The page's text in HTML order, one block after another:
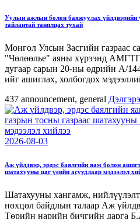
Уулын ажлын болон баяжуулах үйлдвэрийн
тайлантай танилцах тухай
Монгол Улсын Засгийн газраас
"Чөлөөлье" аяны хүрээнд
дугаар сарын 20-ны өдрийн А/
ийг ашиглах, холбогдох
437 announcement, general
2026-08-03
Аж үйлдвэр, эрдэс баялгийн яам болон
шатахууны цаг үеийн асуудлаар мэдээлэл
Шатахууны хангамж,
нөхцөл байдлын талаар Аж
Төрийн нарийн бичгийн дарга